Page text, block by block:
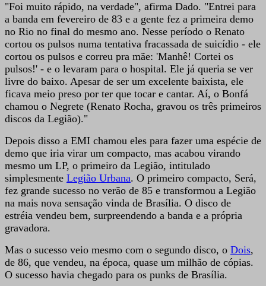
"Foi muito rápido, na verdade", afirma Dado. "Entrei para
a banda em fevereiro de 83 e a gente fez a primeira demo
no Rio no final do mesmo ano. Nesse período o Renato
cortou os pulsos numa tentativa fracassada de suicídio - ele
cortou os pulsos e correu pra mãe: 'Manhê! Cortei os
pulsos!' - e o levaram para o hospital. Ele já queria se ver
livre do baixo. Apesar de ser um excelente baixista, ele
ficava meio preso por ter que tocar e cantar. Aí, o Bonfá
chamou o Negrete (Renato Rocha, gravou os três primeiros
discos da Legião)."
Depois disso a EMI chamou eles para fazer uma espécie de
demo que iria virar um compacto, mas acabou virando
mesmo um LP, o primeiro da Legião, intitulado
simplesmente Legião Urbana. O primeiro compacto, Será,
fez grande sucesso no verão de 85 e transformou a Legião
na mais nova sensação vinda de Brasília. O disco de
estréia vendeu bem, surpreendendo a banda e a própria
gravadora.
Mas o sucesso veio mesmo com o segundo disco, o Dois,
de 86, que vendeu, na época, quase um milhão de cópias.
O sucesso havia chegado para os punks de Brasília.